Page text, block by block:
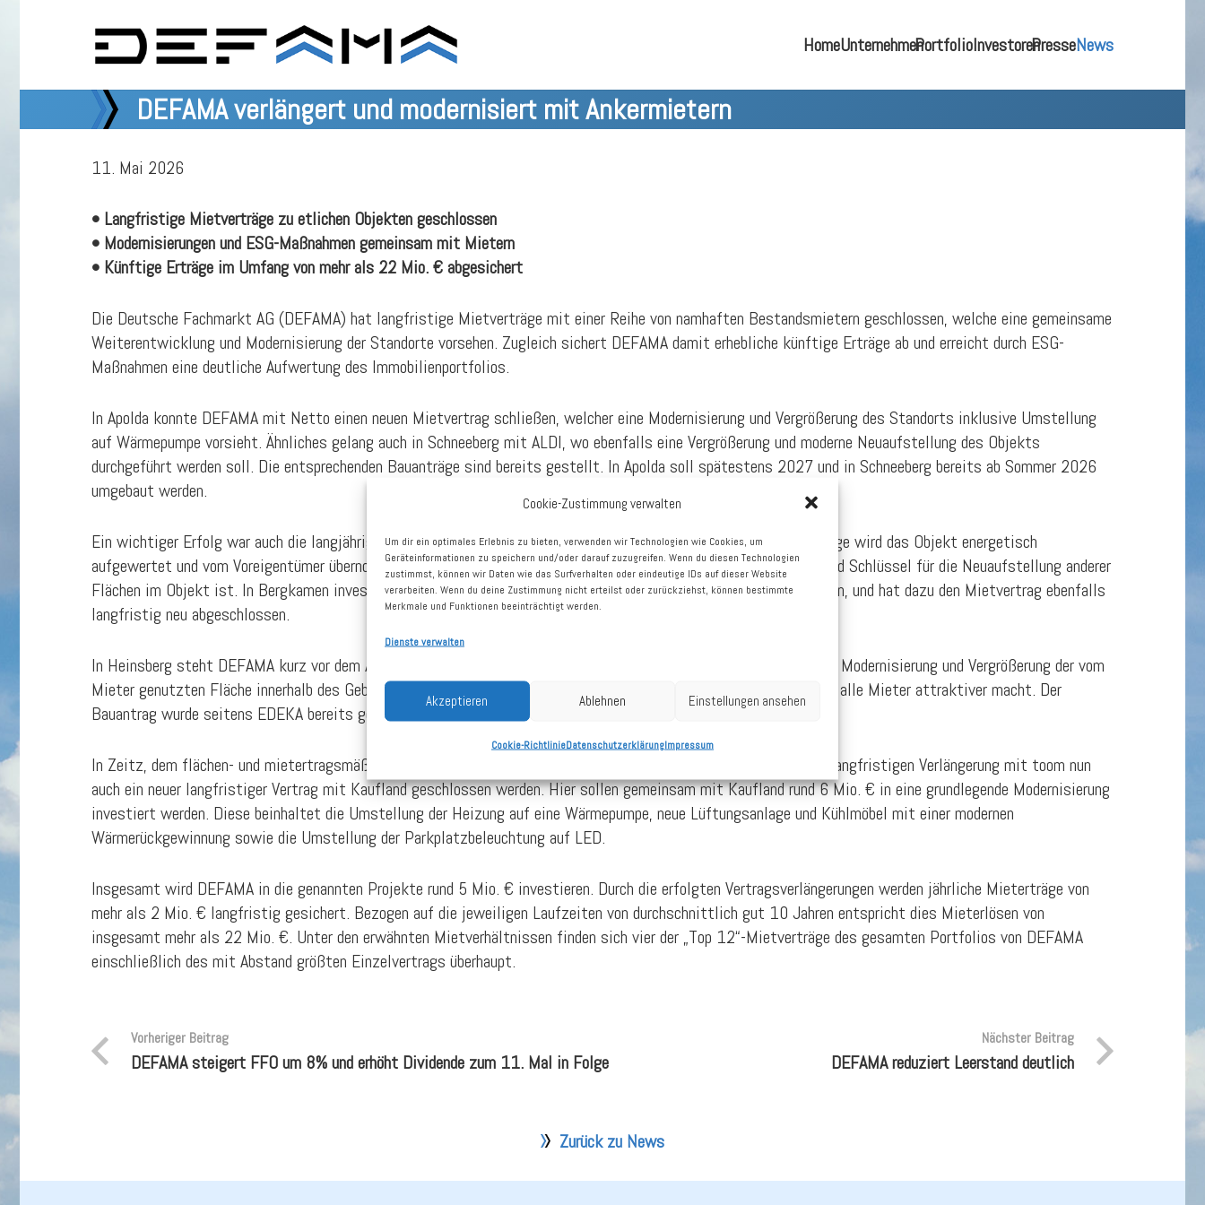
Cookie-Zustimmung verwalten
Um dir ein optimales Erlebnis zu bieten, verwenden wir Technologien wie Cookies, um
Geräteinformationen zu speichern und/oder darauf zuzugreifen. Wenn du diesen Technologien
zustimmst, können wir Daten wie das Surfverhalten oder eindeutige IDs auf dieser Website
verarbeiten. Wenn du deine Zustimmung nicht erteilst oder zurückziehst, können bestimmte
Merkmale und Funktionen beeinträchtigt werden.
Dienste verwalten
Akzeptieren Ablehnen Einstellungen ansehen
Cookie-RichtlinieDatenschutzerklärungImpressum
HomeUnternehmenPortfolioInvestorenPresseNews
DEFAMA verlängert und modernisiert mit Ankermietern
11. Mai 2026
• Langfristige Mietverträge zu etlichen Objekten geschlossen
• Modernisierungen und ESG-Maßnahmen gemeinsam mit Mietern
• Künftige Erträge im Umfang von mehr als 22 Mio. € abgesichert
Die Deutsche Fachmarkt AG (DEFAMA) hat langfristige Mietverträge mit einer Reihe von namhaften Bestandsmietern geschlossen, welche eine gemeinsame
Weiterentwicklung und Modernisierung der Standorte vorsehen. Zugleich sichert DEFAMA damit erhebliche künftige Erträge ab und erreicht durch ESG-
Maßnahmen eine deutliche Aufwertung des Immobilienportfolios.
In Apolda konnte DEFAMA mit Netto einen neuen Mietvertrag schließen, welcher eine Modernisierung und Vergrößerung des Standorts inklusive Umstellung
auf Wärmepumpe vorsieht. Ähnliches gelang auch in Schneeberg mit ALDI, wo ebenfalls eine Vergrößerung und moderne Neuaufstellung des Objekts
durchgeführt werden soll. Die entsprechenden Bauanträge sind bereits gestellt. In Apolda soll spätestens 2027 und in Schneeberg bereits ab Sommer 2026
umgebaut werden.
Ein wichtiger Erfolg war auch die langjährige Verlängerung mit dem Herkules-Baumarkt in Melsungen. In diesem Zuge wird das Objekt energetisch
aufgewertet und vom Voreigentümer übernommene statische Mängel geregelt, was die Vertragssicherheit erhöht und Schlüssel für die Neuaufstellung anderer
Flächen im Objekt ist. In Bergkamen investiert DEFAMA gemeinsam mit JYSK, um die Verkaufsfläche zu vergrößern, und hat dazu den Mietvertrag ebenfalls
langfristig neu abgeschlossen.
In Heinsberg steht DEFAMA kurz vor dem Abschluss eines neuen langfristigen Mietvertrags mit EDEKA. Neben der Modernisierung und Vergrößerung der vom
Mieter genutzten Fläche innerhalb des Gebäudes wird hier auch die Mall umgestaltet werden, was den Standort für alle Mieter attraktiver macht. Der
Bauantrag wurde seitens EDEKA bereits gestellt, die Maßnahmen sollen noch in diesem Jahr durchgeführt werden.
In Zeitz, dem flächen- und mietertragsmäßig größten Objekt von DEFAMA, konnte nach der schon 2024 erfolgten langfristigen Verlängerung mit toom nun
auch ein neuer langfristiger Vertrag mit Kaufland geschlossen werden. Hier sollen gemeinsam mit Kaufland rund 6 Mio. € in eine grundlegende Modernisierung
investiert werden. Diese beinhaltet die Umstellung der Heizung auf eine Wärmepumpe, neue Lüftungsanlage und Kühlmöbel mit einer modernen
Wärmerückgewinnung sowie die Umstellung der Parkplatzbeleuchtung auf LED.
Insgesamt wird DEFAMA in die genannten Projekte rund 5 Mio. € investieren. Durch die erfolgten Vertragsverlängerungen werden jährliche Mieterträge von
mehr als 2 Mio. € langfristig gesichert. Bezogen auf die jeweiligen Laufzeiten von durchschnittlich gut 10 Jahren entspricht dies Mieterlösen von
insgesamt mehr als 22 Mio. €. Unter den erwähnten Mietverhältnissen finden sich vier der „Top 12“-Mietverträge des gesamten Portfolios von DEFAMA
einschließlich des mit Abstand größten Einzelvertrags überhaupt.
Vorheriger Beitrag
DEFAMA steigert FFO um 8% und erhöht Dividende zum 11. Mal in Folge
Nächster Beitrag
DEFAMA reduziert Leerstand deutlich
Zurück zu News